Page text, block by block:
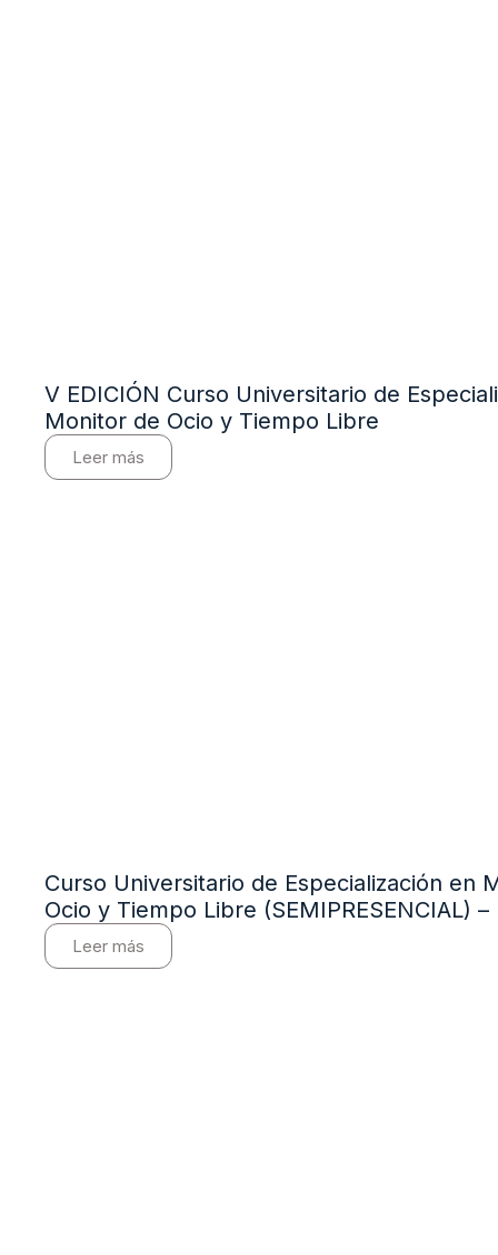
V EDICIÓN Curso Universitario de
Monitor de Ocio y Tiempo Libre
Leer más
Curso Universitario de Especialización en
Ocio y Tiempo Libre (SEMIPRESENCIAL) –
Leer más